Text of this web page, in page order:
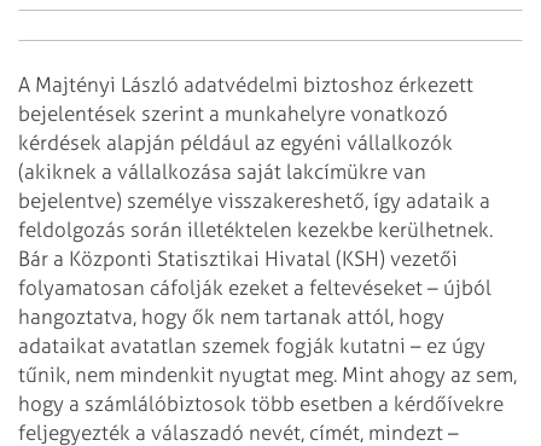
A Majtényi László adatvédelmi biztoshoz érkezett
bejelentések szerint a munkahelyre vonatkozó
kérdések alapján például az egyéni vállalkozók
(akiknek a vállalkozása saját lakcímükre van
bejelentve) személye visszakereshető, így adataik a
feldolgozás során illetéktelen kezekbe kerülhetnek.
Bár a Központi Statisztikai Hivatal (KSH) vezetői
folyamatosan cáfolják ezeket a feltevéseket – újból
hangoztatva, hogy ők nem tartanak attól, hogy
adataikat avatatlan szemek fogják kutatni – ez úgy
tűnik, nem mindenkit nyugtat meg. Mint ahogy az sem,
hogy a számlálóbiztosok több esetben a kérdőívekre
feljegyezték a válaszadó nevét, címét, mindezt –